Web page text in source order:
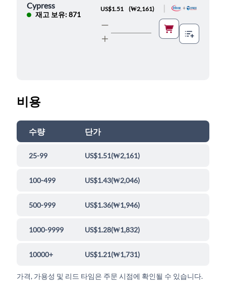
Cypress
재고 보유: 871
US$1.51 (₩2,161)
비용
수량 단가
25-99 US$1.51(₩2,161)
100-499 US$1.43(₩2,046)
500-999 US$1.36(₩1,946)
1000-9999 US$1.28(₩1,832)
10000+ US$1.21(₩1,731)
가격, 가용성 및 리드 타임은 주문 시점에 확인될 수 있습니다.